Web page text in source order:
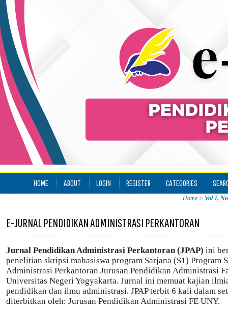
HOME ABOUT LOGIN REGISTER CATEGORIES
Home> Vol 7,
E-JURNAL PENDIDIKAN ADMINISTRASI PERKANTORAN
Jurnal Pendidikan Administrasi Perkantoran (JPAP) ini
penelitian skripsi mahasiswa program Sarjana (S1) Program
Administrasi Perkantoran Jurusan Pendidikan Administrasi
Universitas Negeri Yogyakarta. Jurnal ini memuat kajian
pendidikan dan ilmu administrasi. JPAP terbit 6 kali dalam
diterbitkan oleh: Jurusan Pendidikan Administrasi FE UNY.